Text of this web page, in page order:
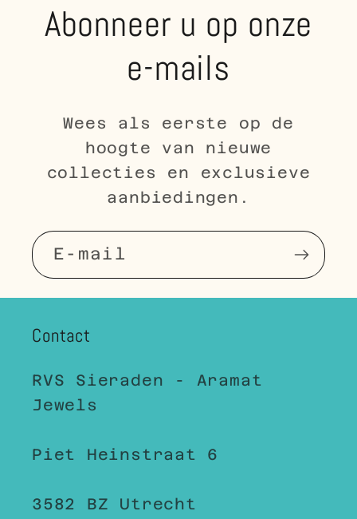
Abonneer u op onze
e-mails
Wees als eerste op de
hoogte van nieuwe
collecties en exclusieve
aanbiedingen.
E‑mail
Contact
RVS Sieraden - Aramat
Jewels
Piet Heinstraat 6
3582 BZ Utrecht